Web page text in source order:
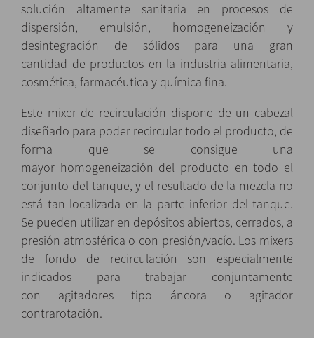
solución altamente sanitaria en procesos de
dispersión, emulsión, homogeneización y
desintegración de sólidos para una gran
cantidad de productos en la industria alimentaria,
cosmética, farmacéutica y química fina.
Este mixer de recirculación dispone de un cabezal
diseñado para poder recircular todo el producto, de
forma que se consigue una
mayor homogeneización del producto en todo el
conjunto del tanque, y el resultado de la mezcla no
está tan localizada en la parte inferior del tanque.
Se pueden utilizar en depósitos abiertos, cerrados, a
presión atmosférica o con presión/vacío. Los mixers
de fondo de recirculación son especialmente
indicados para trabajar conjuntamente
con agitadores tipo áncora o agitador
contrarotación.